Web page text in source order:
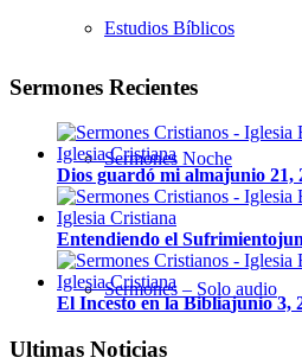
Estudios Bíblicos
Sermones Noche
Sermones – Solo audio
Sermones Recientes
Dios guardó mi almajunio 21,
Entendiendo el Sufrimiento
El Incesto en la Bibliajunio 3,
Ultimas Noticias